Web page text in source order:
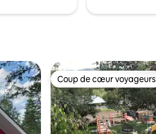
plus aimésCoup de cœur voyageurs
Coup de cœur voyageurs